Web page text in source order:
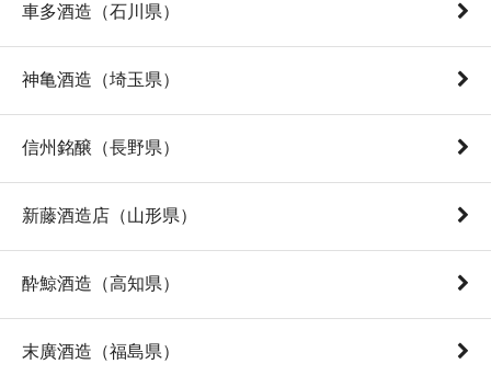
車多酒造（石川県）
神亀酒造（埼玉県）
信州銘醸（長野県）
新藤酒造店（山形県）
酔鯨酒造（高知県）
末廣酒造（福島県）